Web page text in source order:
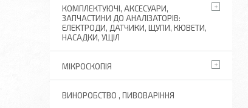
КОМПЛЕКТУЮЧІ, АКСЕСУАРИ,
ЗАПЧАСТИНИ ДО АНАЛІЗАТОРІВ:
ЕЛЕКТРОДИ, ДАТЧИКИ, ЩУПИ, КЮВЕТИ,
НАСАДКИ, УЩІЛ
МІКРОСКОПІЯ
ВИНОРОБСТВО , ПИВОВАРІННЯ